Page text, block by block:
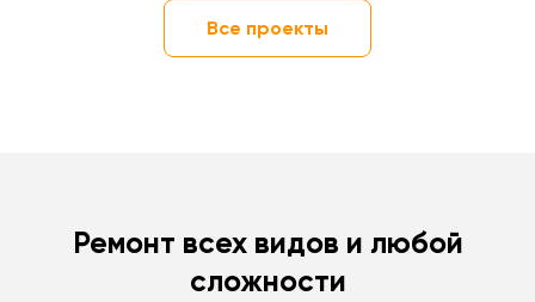
Все проекты
Ремонт всех видов и любой
сложности